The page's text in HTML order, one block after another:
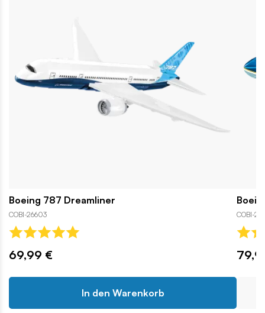
Boeing 787 Dreamliner
COBI-26603
69,99 €
In den Warenkorb
COBI-